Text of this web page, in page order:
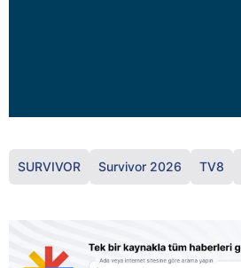
SURVIVOR Survivor 2026 TV8